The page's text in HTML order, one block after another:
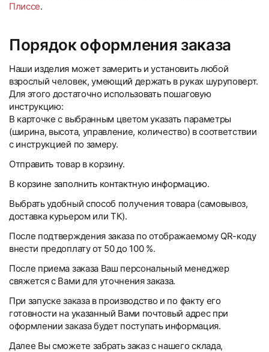
Плиссе.
Порядок оформления заказа
Наши изделия может замерить и установить любой
взрослый человек, умеющий держать в руках шуруповерт.
Для этого достаточно использовать пошаговую
инструкцию:
В карточке с выбранным цветом указать параметры
(ширина, высота, управление, количество) в соответствии
с инструкцией по замеру.
Отправить товар в корзину.
В корзине заполнить контактную информацию.
Выбрать удобный способ получения товара (самовывоз,
доставка курьером или ТК).
После подтверждения заказа по отображаемому QR-коду
внести предоплату от 50 до 100 %.
После приема заказа Ваш персональный менеджер
свяжется с Вами для уточнения заказа.
При запуске заказа в производство и по факту его
готовности на указанный Вами почтовый адрес при
оформлении заказа будет поступать информация.
Далее Вы сможете забрать заказ с нашего склада,